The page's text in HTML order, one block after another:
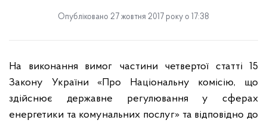
Опубліковано 27 жовтня 2017 року о 17:38
На виконання вимог частини четвертої статті 15
Закону України «Про Національну комісію, що
здійснює державне регулювання у сферах
енергетики та комунальних послуг» та відповідно до